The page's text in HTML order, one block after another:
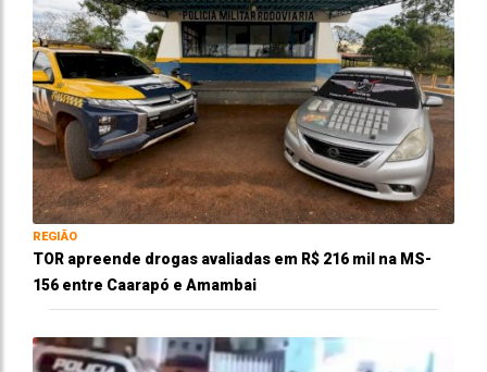
REGIÃO
TOR apreende drogas avaliadas em R$ 216 mil na MS-
156 entre Caarapó e Amambai